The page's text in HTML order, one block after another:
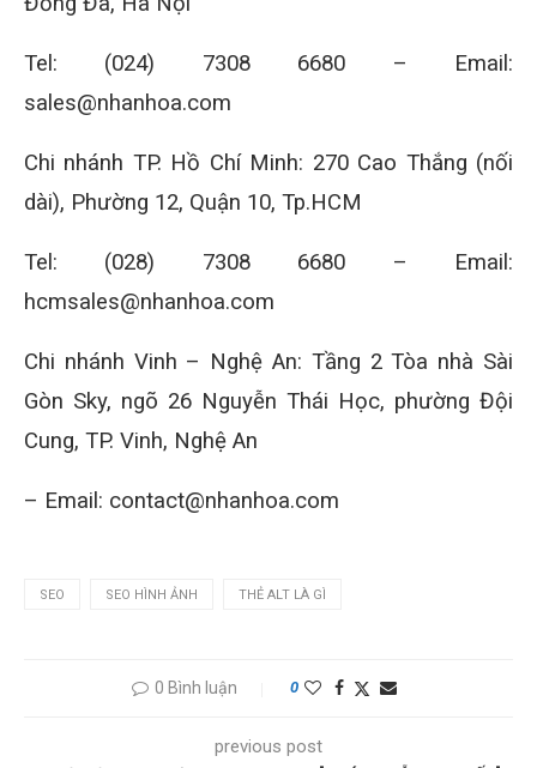
Tel: (024) 7308 6680 – Email:
sales@nhanhoa.com
Chi nhánh TP. Hồ Chí Minh: 270 Cao Thắng (nối
dài), Phường 12, Quận 10, Tp.HCM
Tel: (028) 7308 6680 – Email:
hcmsales@nhanhoa.com
Chi nhánh Vinh – Nghệ An: Tầng 2 Tòa nhà Sài
Gòn Sky, ngõ 26 Nguyễn Thái Học, phường Đội
Cung, TP. Vinh, Nghệ An
– Email: contact@nhanhoa.com
SEO SEO HÌNH ẢNH THẺ ALT LÀ GÌ
0 Bình luận 0
previous post